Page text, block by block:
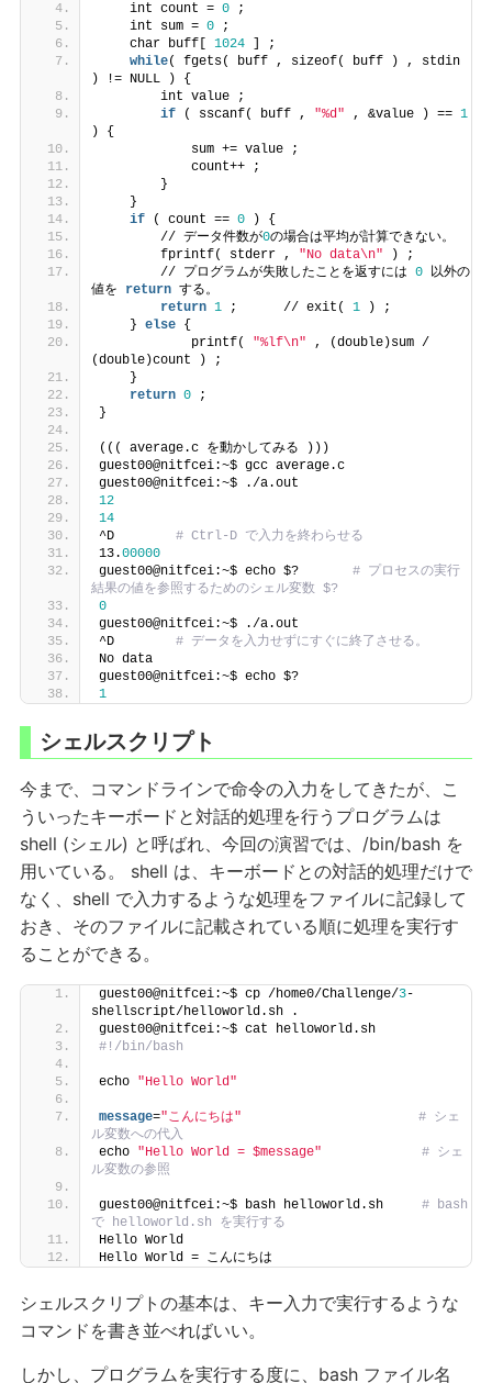
    int count =
0 ;
    int sum =
0 ;
    char buff[
1024 ] ;
while( fgets( buff , sizeof( buff ) , stdin
) != NULL ) {
        int value ;
if ( sscanf( buff , "%d" , &value ) == 1
) {
            sum += value ;
            count++ ;
        }
    }
if ( count == 0 ) {
        // データ件数が
0の場合は平均が計算できない。
        fprintf( stderr ,
"No data\n" ) ;
        // プログラムが失敗したことを返すには
0 以外の
値を return する。
return 1 ;      // exit( 1 ) ;
    }
else {
            printf(
"%lf\n" , (double)sum /
(double)count ) ;
    }
return 0 ;
}
((( average.c を動かしてみる )))
guest00@nitfcei:~$ gcc average.c
guest00@nitfcei:~$ ./a.out
12
14
^D # Ctrl-D で入力を終わらせる
13.00000
guest00@nitfcei:~$ echo $? # プロセスの実行
結果の値を参照するためのシェル変数 $?
0
guest00@nitfcei:~$ ./a.out
^D # データを入力せずにすぐに終了させる。
No data
guest00@nitfcei:~$ echo $?
1
シェルスクリプト
今まで、コマンドラインで命令の入力をしてきたが、こ
ういったキーボードと対話的処理を行うプログラムは
shell (シェル) と呼ばれ、今回の演習では、/bin/bash を
用いている。 shell は、キーボードとの対話的処理だけで
なく、shell で入力するような処理をファイルに記録して
おき、そのファイルに記載されている順に処理を実行す
ることができる。
guest00@nitfcei:~$ cp /home0/Challenge/3-
shellscript/helloworld.sh .
guest00@nitfcei:~$ cat helloworld.sh
#!/bin/bash
echo "Hello World"
message="こんにちは"
# シェ
ル変数への代入
echo "Hello World = $message"
# シェ
ル変数の参照
guest00@nitfcei:~$ bash helloworld.sh # bash
で helloworld.sh を実行する
Hello World
Hello World = こんにちは
シェルスクリプトの基本は、キー入力で実行するような
コマンドを書き並べればいい。
しかし、プログラムを実行する度に、bash ファイル名